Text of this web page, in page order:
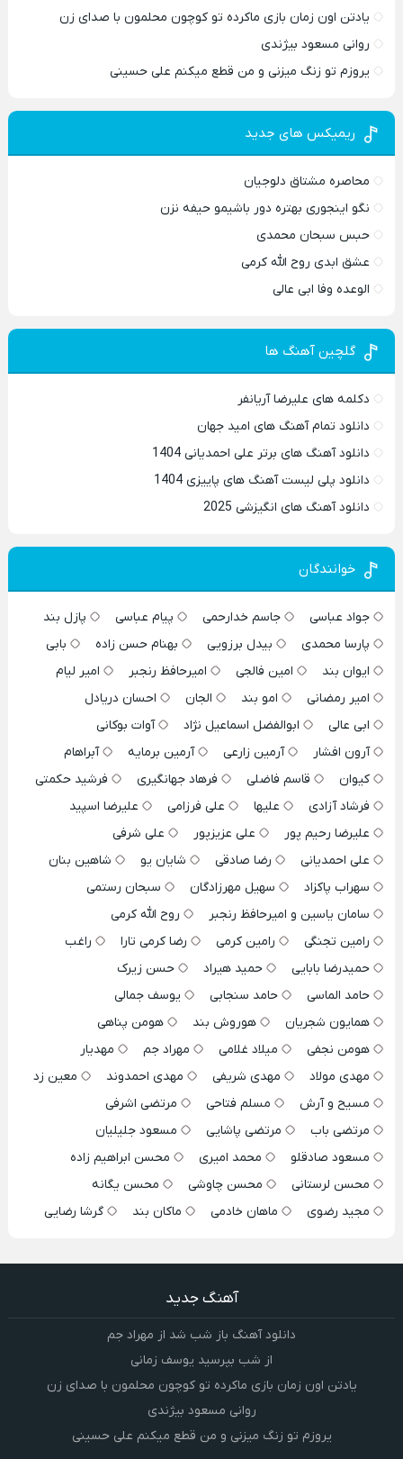
یادتن اون زمان بازی ماکرده تو کوچون محلمون با صدای زن
روانی مسعود بیژندی
یروزم تو زنگ میزنی و من قطع میکنم علی حسینی
ریمیکس های جدید
محاصره مشتاق دلوجیان
نگو اینجوری بهتره دور باشیمو حیفه نزن
حبس سبحان محمدی
عشق ابدی روح الله کرمی
الوعده وفا ابی عالی
گلچین آهنگ ها
دکلمه های علیرضا آریانفر
دانلود تمام آهنگ های امید جهان
دانلود آهنگ های برتر علی احمدیانی 1404
دانلود پلی لیست آهنگ های پاییزی 1404
دانلود آهنگ های انگیزشی 2025
خوانندگان
جواد عباسی جاسم خدارحمی پیام عباسی
پازل بند
پارسا محمدی
بیدل برزویی بهنام حسن زاده
بابی
ایوان بند
امین فالجی امیرحافظ رنجبر
امیر لیام
امیر رمضانی
امو بند الجان
احسان دریادل
ابی عالی
ابوالفضل اسماعیل نژاد
آوات بوکانی
آرون افشار
آرمین زارعی آرمین برمایه
آبراهام
کیوان
قاسم فاضلی فرهاد جهانگیری
فرشید حکمتی
فرشاد آزادی
علیها علی فرزامی
علیرضا اسپید
علیرضا رحیم پور
علی عزیزپور
علی شرفی
علی احمدیانی
رضا صادقی شایان یو
شاهین بنان
سهراب پاکزاد
سهیل مهرزادگان
سبحان رستمی
سامان یاسین و امیرحافظ رنجبر
روح الله کرمی
رامین تجنگی
رامین کرمی رضا کرمی تارا
راغب
حمیدرضا بابایی
حمید هیراد
حسن زیرک
حامد الماسی
حامد سنجابی
یوسف جمالی
همایون شجریان
هوروش بند
هومن پناهی
هومن نجفی
میلاد غلامی مهراد جم
مهدیار
مهدی مولاد
مهدی شریفی مهدی احمدوند
معین زد
مسیح و آرش
مسلم فتاحی
مرتضی اشرفی
مرتضی باب
مرتضی پاشایی
مسعود جلیلیان
مسعود صادقلو
محمد امیری
محسن ابراهیم زاده
محسن لرستانی
محسن چاوشی
محسن یگانه
مجید رضوی
ماهان خادمی ماکان بند گرشا رضایی
آهنگ جدید
دانلود آهنگ باز شب شد از مهراد جم
از شب بپرسید یوسف زمانی
یادتن اون زمان بازی ماکرده تو کوچون محلمون با صدای زن
روانی مسعود بیژندی
یروزم تو زنگ میزنی و من قطع میکنم علی حسینی